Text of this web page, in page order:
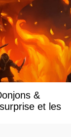
&
et les